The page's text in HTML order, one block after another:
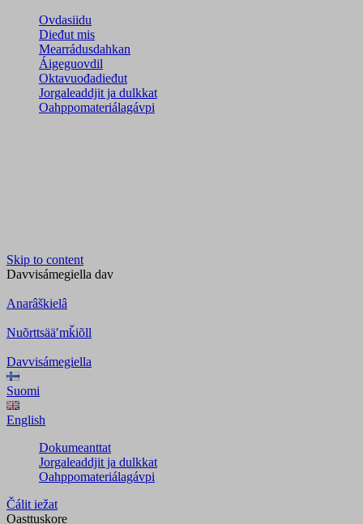
Ovdasiidu
Dieđut mis
Mearrádusdahkan
Áigeguovdil
Oktavuođadieđut
Jorgaleaddjit ja dulkkat
Oahppomateriálagávpi
Skip to content
Davvisámegiella dav
Anarâškielâ
Nuõrttsääʹmǩiõll
Davvisámegiella
Suomi
English
Dokumeanttat
Jorgaleaddjit ja dulkkat
Oahppomateriálagávpi
Čálit iežat
Oasttuskore